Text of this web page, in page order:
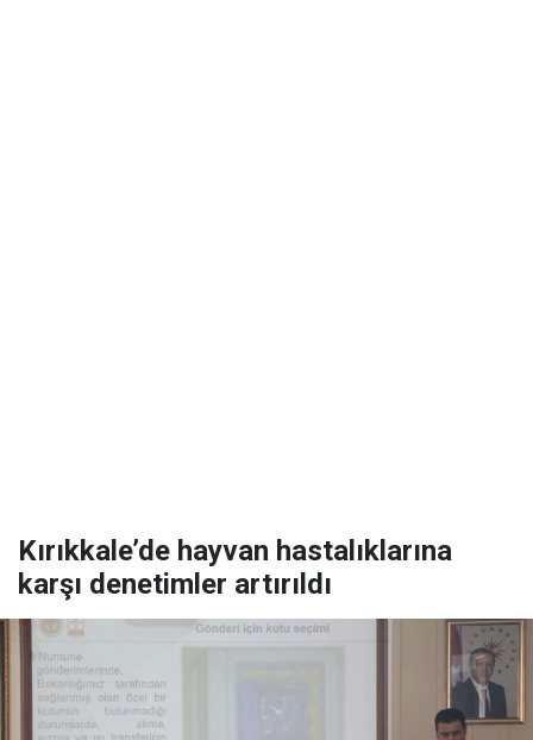
Kırıkkale’de hayvan hastalıklarına
karşı denetimler artırıldı